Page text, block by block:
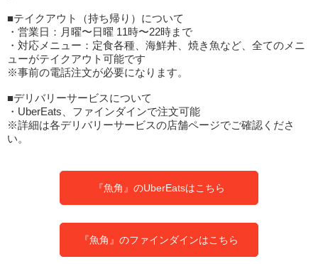
■テイクアウト（持ち帰り）について
・営業日：月曜〜日曜 11時〜22時まで
・対応メニュー：定食各種、海鮮丼、焼き魚など、全てのメニ
ューがテイクアウト可能です
※事前の電話注文が必要になります。
■デリバリーサービスについて
・UberEats、ファインダインで注文可能
※詳細は各デリバリーサービスの店舗ページでご確認くださ
い。
『魚角』のUberEatsはこちら
『魚角』のファインダインはこちら